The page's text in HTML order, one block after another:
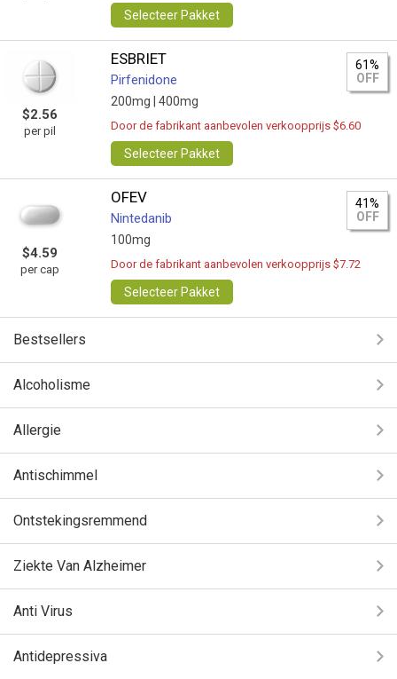
Selecteer Pakket
$2.56
per pil
ESBRIET
Pirfenidone
200mg | 400mg
61%
OFF
Door de fabrikant aanbevolen verkoopprijs $6.60
Selecteer Pakket
$4.59
per cap
OFEV
Nintedanib
100mg
41%
OFF
Door de fabrikant aanbevolen verkoopprijs $7.72
Selecteer Pakket
Bestsellers
Alcoholisme
Allergie
Antischimmel
Ontstekingsremmend
Ziekte Van Alzheimer
Anti Virus
Antidepressiva